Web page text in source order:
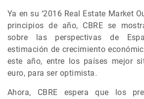
Ya en su ‘2016 Real Estate Market
principios de año, CBRE se
sobre las perspectivas de
estimación de crecimiento
este año, entre los países mejor
euro, para ser optimista.
Ahora, CBRE espera que los